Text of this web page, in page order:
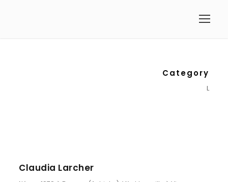
Category
L
Claudia Larcher